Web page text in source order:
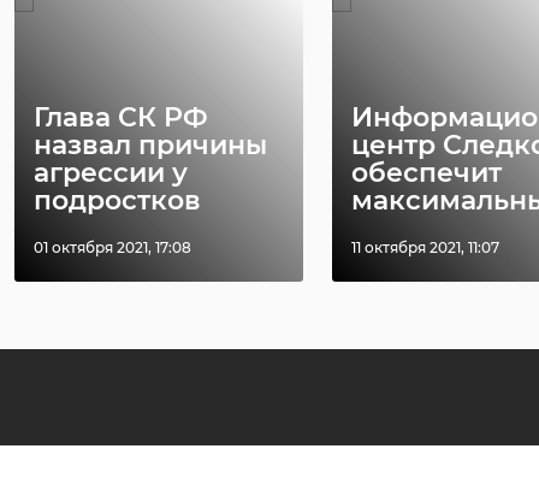
Глава СК РФ
назвал причины
агрессии у
подростков
01 октября 2021, 17:08
центр
обеспечит
11 октября 2021, 11:07